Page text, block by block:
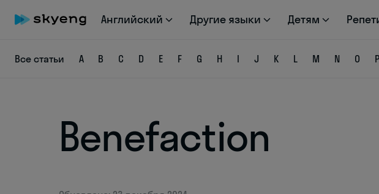
Английский Другие языки Детям
Все статьи A B C D E F G H I J K L M N O P
Benefaction